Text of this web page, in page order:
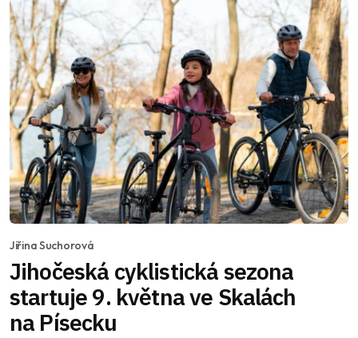
Jiřina Suchorová
Jihočeská cyklistická sezona
startuje 9. května ve Skalách
na Písecku